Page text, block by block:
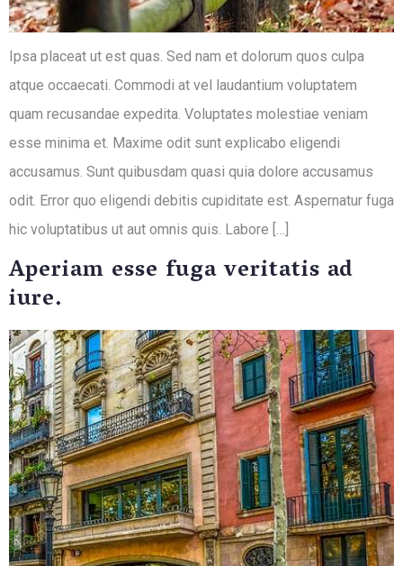
Ipsa placeat ut est quas. Sed nam et dolorum quos culpa
atque occaecati. Commodi at vel laudantium voluptatem
quam recusandae expedita. Voluptates molestiae veniam
esse minima et. Maxime odit sunt explicabo eligendi
accusamus. Sunt quibusdam quasi quia dolore accusamus
odit. Error quo eligendi debitis cupiditate est. Aspernatur fuga
hic voluptatibus ut aut omnis quis. Labore […]
Aperiam esse fuga veritatis ad
iure.